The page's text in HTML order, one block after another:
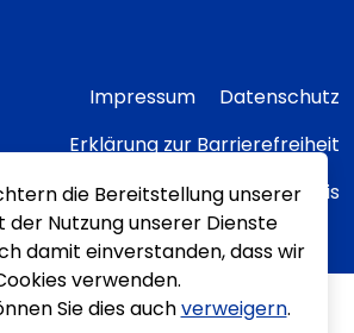
Impressum
Datenschutz
Erklärung zur Barrierefreiheit
Transparenzhinweis
die Bereitstellung unserer
der Nutzung unserer Dienste
damit einverstanden, dass wir
verwenden.
Sie dies auchverweigern.